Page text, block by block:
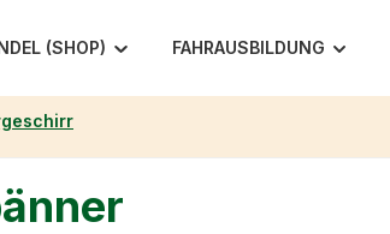
(SHOP) FAHRAUSBILDUNG